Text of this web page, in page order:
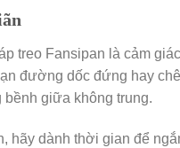
treo Fansipan là cảm
đường dốc đứng hay
bềnh giữa không trung.
hãy dành thời gian để